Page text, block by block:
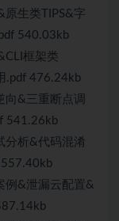
生类TIPS&字
540.03kb
框架类
.pdf 476.24kb
向&三重断点调
541.26kb
分析&代码混淆
557.40kb
例&泄漏云配置&